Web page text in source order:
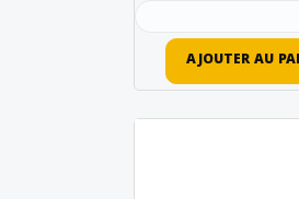
AJOUTER AU